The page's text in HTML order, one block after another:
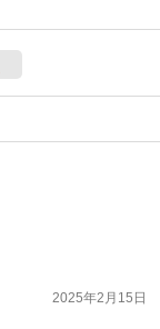
2025年2月15日